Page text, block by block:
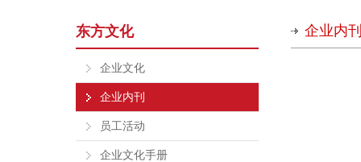
东方文化
企业文化
企业内刊
员工活动
企业文化手册
企业内